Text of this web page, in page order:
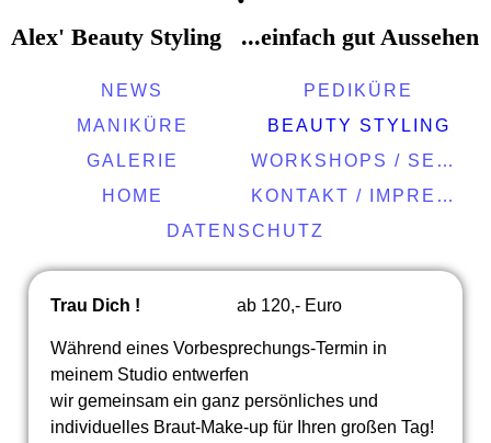
Alex' Beauty Styling ...einfach gut Aussehen
NEWS
PEDIKÜRE
MANIKÜRE
BEAUTY STYLING
GALERIE
WORKSHOPS / SEMINARE
HOME
KONTAKT / IMPRESSUM
DATENSCHUTZ
Trau Dich ! ab 120,- Euro
Während eines Vorbesprechungs-Termin in
meinem Studio entwerfen
wir gemeinsam ein ganz persönliches und
individuelles Braut-Make-up für Ihren großen Tag!